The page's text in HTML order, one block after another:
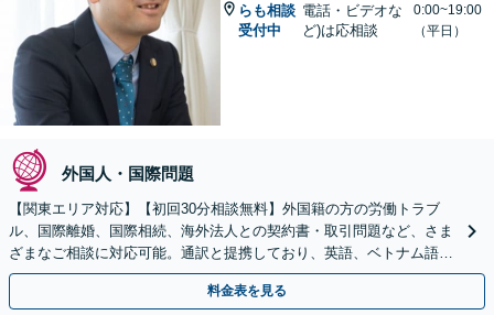
らも相談
受付中
電話・ビデオな
ど)は応相談
0:00~19:00
（平日）
外国人・国際問題
【関東エリア対応】【初回30分相談無料】外国籍の方の労働トラブ
ル、国際離婚、国際相続、海外法人との契約書・取引問題など、さま
ざまなご相談に対応可能。通訳と提携しており、英語、ベトナム語、
中国語、タイ語等対応可能です（通訳料別途）。
料金表を見る